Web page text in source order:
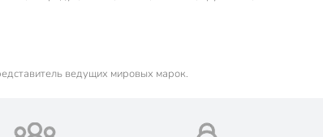
ведущих мировых марок.